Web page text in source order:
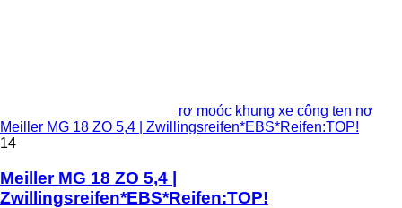
rơ moóc khung xe công ten nơ
Meiller MG 18 ZO 5,4 | Zwillingsreifen*EBS*Reifen:TOP!
14
Meiller MG 18 ZO 5,4 |
Zwillingsreifen*EBS*Reifen:TOP!